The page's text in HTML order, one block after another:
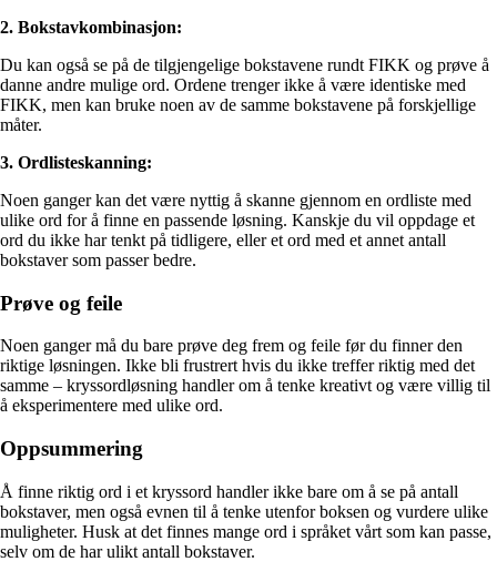
2. Bokstavkombinasjon:
Du kan også se på de tilgjengelige bokstavene rundt FIKK og prøve å
danne andre mulige ord. Ordene trenger ikke å være identiske med
FIKK, men kan bruke noen av de samme bokstavene på forskjellige
måter.
3. Ordlisteskanning:
Noen ganger kan det være nyttig å skanne gjennom en ordliste med
ulike ord for å finne en passende løsning. Kanskje du vil oppdage et
ord du ikke har tenkt på tidligere, eller et ord med et annet antall
bokstaver som passer bedre.
Prøve og feile
Noen ganger må du bare prøve deg frem og feile før du finner den
riktige løsningen. Ikke bli frustrert hvis du ikke treffer riktig med det
samme – kryssordløsning handler om å tenke kreativt og være villig til
å eksperimentere med ulike ord.
Oppsummering
Å finne riktig ord i et kryssord handler ikke bare om å se på antall
bokstaver, men også evnen til å tenke utenfor boksen og vurdere ulike
muligheter. Husk at det finnes mange ord i språket vårt som kan passe,
selv om de har ulikt antall bokstaver.